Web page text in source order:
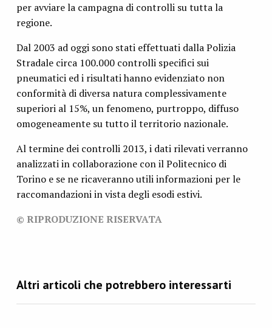
per avviare la campagna di controlli su tutta la
regione.
Dal 2003 ad oggi sono stati effettuati dalla Polizia
Stradale circa 100.000 controlli specifici sui
pneumatici ed i risultati hanno evidenziato non
conformità di diversa natura complessivamente
superiori al 15%, un fenomeno, purtroppo, diffuso
omogeneamente su tutto il territorio nazionale.
Al termine dei controlli 2013, i dati rilevati verranno
analizzati in collaborazione con il Politecnico di
Torino e se ne ricaveranno utili informazioni per le
raccomandazioni in vista degli esodi estivi.
© RIPRODUZIONE RISERVATA